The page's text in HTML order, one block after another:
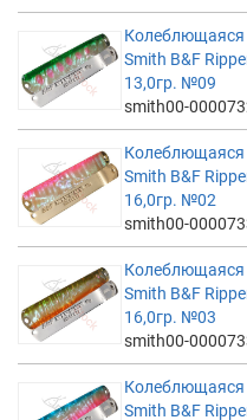
Колеблющаяся
Smith B&F
13,0гр. №09
smith00-
Колеблющаяся
Smith B&F
16,0гр. №02
smith00-
Колеблющаяся
Smith B&F
16,0гр. №03
smith00-
Колеблющаяся
Smith B&F